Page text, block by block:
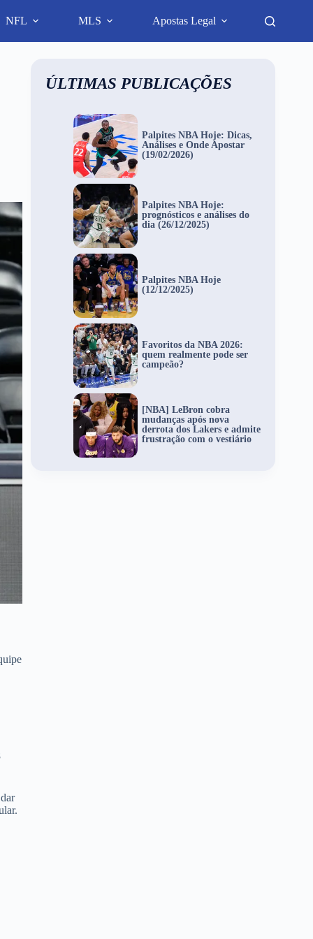
NFL MLS Apostas Legal
ÚLTIMAS PUBLICAÇÕES
Palpites NBA Hoje: Dicas,
Análises e Onde Apostar
(19/02/2026)
Palpites NBA Hoje:
prognósticos e análises do
dia (26/12/2025)
Palpites NBA Hoje
(12/12/2025)
Favoritos da NBA 2026:
quem realmente pode ser
campeão?
[NBA] LeBron cobra
mudanças após nova
derrota dos Lakers e admite
frustração com o vestiário